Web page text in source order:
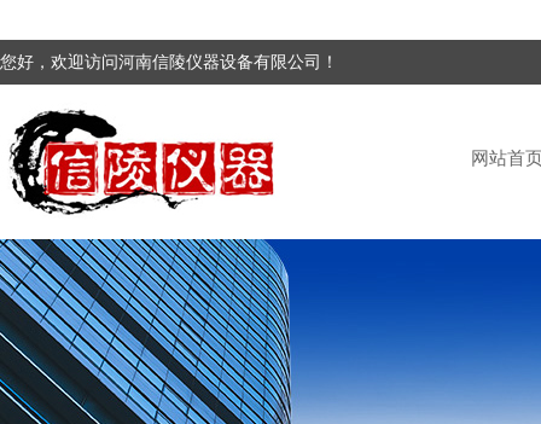
您好，欢迎访问河南信陵仪器设备有限公司！
网站首